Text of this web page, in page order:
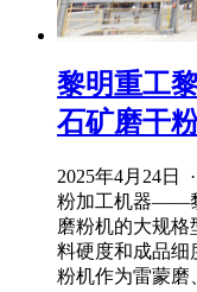
黎明重工
石矿磨干
2025年4月24日
粉加工机器——
磨粉机的大规格
料硬度和成品细
粉机作为雷蒙磨